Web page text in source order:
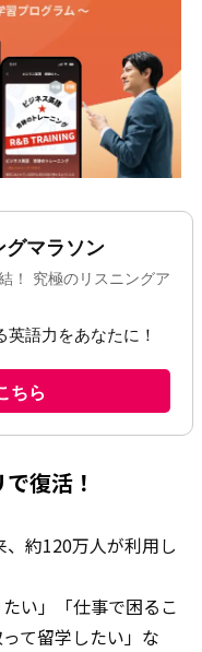
復活！
約120万人が利用し
い」「仕事で困るこ
て留学したい」な